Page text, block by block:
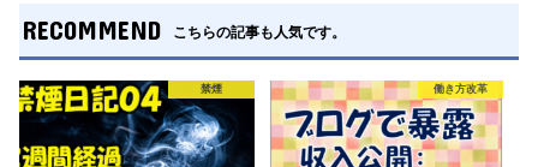
RECOMMEND こちらの記事も人気です。
禁煙 働き方改革